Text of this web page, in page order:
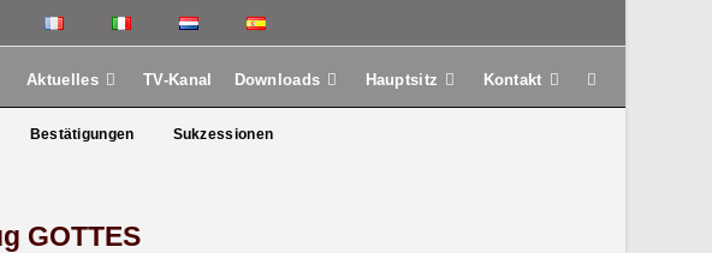
Aktuelles TV-Kanal Downloads Hauptsitz Kontakt
Bestä­ti­gun­gen Sukzes­sio­nen
GOTTES